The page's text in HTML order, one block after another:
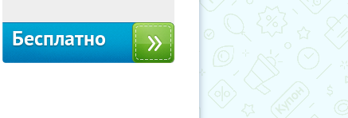
Бесплатно